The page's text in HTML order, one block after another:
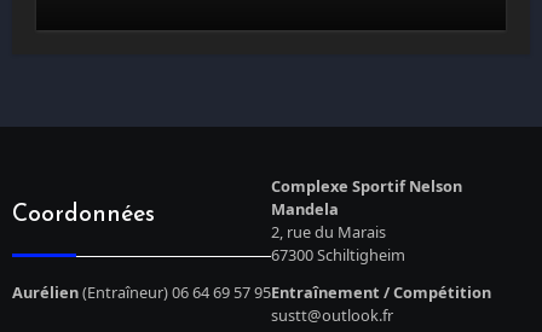
Coordonnées
Complexe Sportif Nelson
Mandela
2, rue du Marais
67300 Schiltigheim
Aurélien(Entraîneur) 06 64 69 57 95Entraînement / Compétition
sustt@outlook.fr